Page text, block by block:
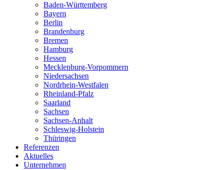
Baden-Württemberg
Bayern
Berlin
Brandenburg
Bremen
Hamburg
Hessen
Mecklenburg-Vorpommern
Niedersachsen
Nordrhein-Westfalen
Rheinland-Pfalz
Saarland
Sachsen
Sachsen-Anhalt
Schleswig-Holstein
Thüringen
Referenzen
Aktuelles
Unternehmen